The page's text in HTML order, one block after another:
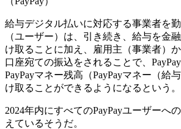
給与デジタル払いに対応する事業者を
（ユーザー）は、引き続き、給与を金
け取ることに加え、雇用主（事業者）
口座宛ての振込をされることで、
PayPayマネー残高（PayPayマネー（給
け取ることができるようになるという。
2024年内にすべてのPayPayユーザーへ
えているそうだ。